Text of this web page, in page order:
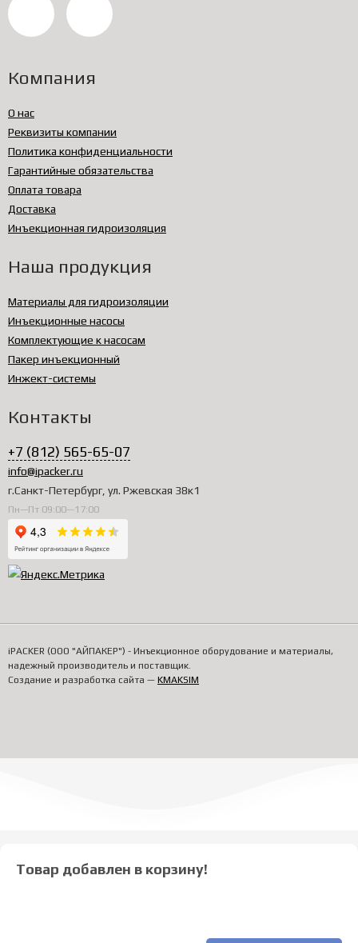
Компания
О нас
Реквизиты компании
Политика конфиденциальности
Гарантийные обязательства
Оплата товара
Доставка
Инъекционная гидроизоляция
Наша продукция
Материалы для гидроизоляции
Инъекционные насосы
Комплектующие к насосам
Пакер инъекционный
Инжект-системы
Контакты
+7 (812) 565-65-07
info@ipacker.ru
г.Санкт-Петербург, ул. Ржевская 38к1
Пн—Пт 09:00—17:00
iPACKER (ООО "АЙПАКЕР") - Инъекционное оборудование и материалы,
надежный производитель и поставщик.
Создание и разработка сайта — KMAKSIM
Товар добавлен в корзину!